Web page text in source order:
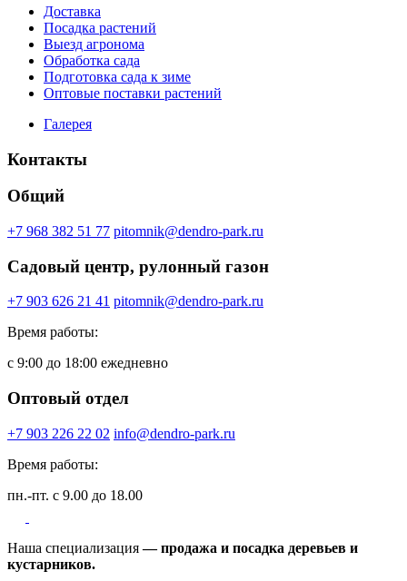
Доставка
Посадка растений
Выезд агронома
Обработка сада
Подготовка сада к зиме
Оптовые поставки растений
Галерея
Контакты
Общий
+7 968 382 51 77 pitomnik@dendro-park.ru
Садовый центр, рулонный газон
+7 903 626 21 41 pitomnik@dendro-park.ru
Время работы:
с 9:00 до 18:00 ежедневно
Оптовый отдел
+7 903 226 22 02 info@dendro-park.ru
Время работы:
пн.-пт. с 9.00 до 18.00
Наша специализация— продажа и посадка деревьев и
кустарников.